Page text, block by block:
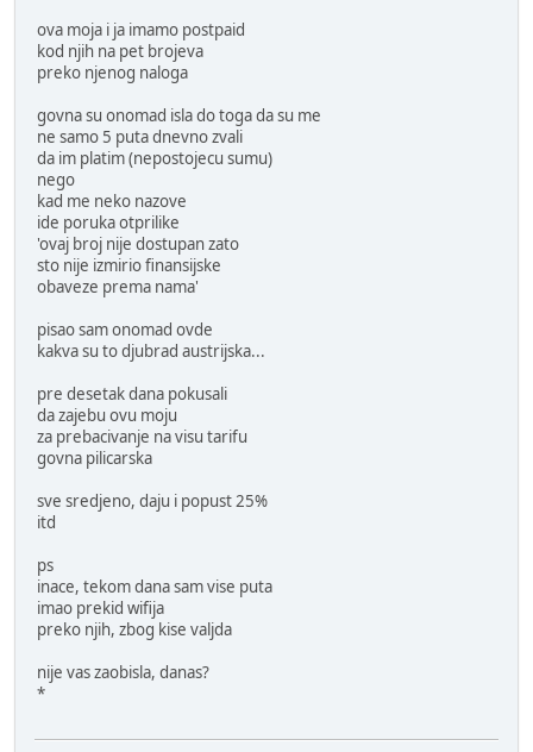
ova moja i ja imamo postpaid
kod njih na pet brojeva
preko njenog naloga
govna su onomad isla do toga da su me
ne samo 5 puta dnevno zvali
da im platim (nepostojecu sumu)
nego
kad me neko nazove
ide poruka otprilike
'ovaj broj nije dostupan zato
sto nije izmirio finansijske
obaveze prema nama'
pisao sam onomad ovde
kakva su to djubrad austrijska...
pre desetak dana pokusali
da zajebu ovu moju
za prebacivanje na visu tarifu
govna pilicarska
sve sredjeno, daju i popust 25%
itd
ps
inace, tekom dana sam vise puta
imao prekid wifija
preko njih, zbog kise valjda
nije vas zaobisla, danas?
*